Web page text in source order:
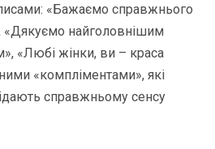
«Бажаємо справжнього
«Дякуємо найголовнішим
«Любі жінки, ви – краса
«компліментами», які
справжньому сенсу